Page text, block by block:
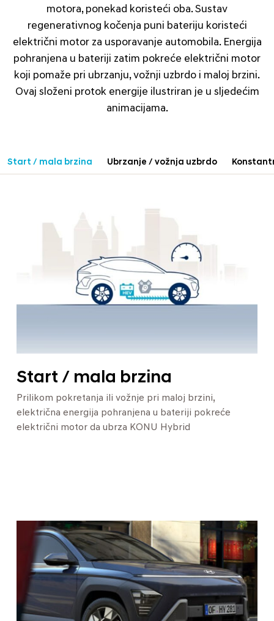
motora, ponekad koristeći oba. Sustav
regenerativnog kočenja puni bateriju koristeći
električni motor za usporavanje automobila. Energija
pohranjena u bateriji zatim pokreće električni motor
koji pomaže pri ubrzanju, vožnji uzbrdo i maloj brzini.
Ovaj složeni protok energije ilustriran je u sljedećim
animacijama.
Start / mala brzina Ubrzanje / vožnja uzbrdo
Start / mala brzina
Prilikom pokretanja ili vožnje pri maloj brzini,
električna energija pohranjena u bateriji pokreće
električni motor da ubrza KONU Hybrid